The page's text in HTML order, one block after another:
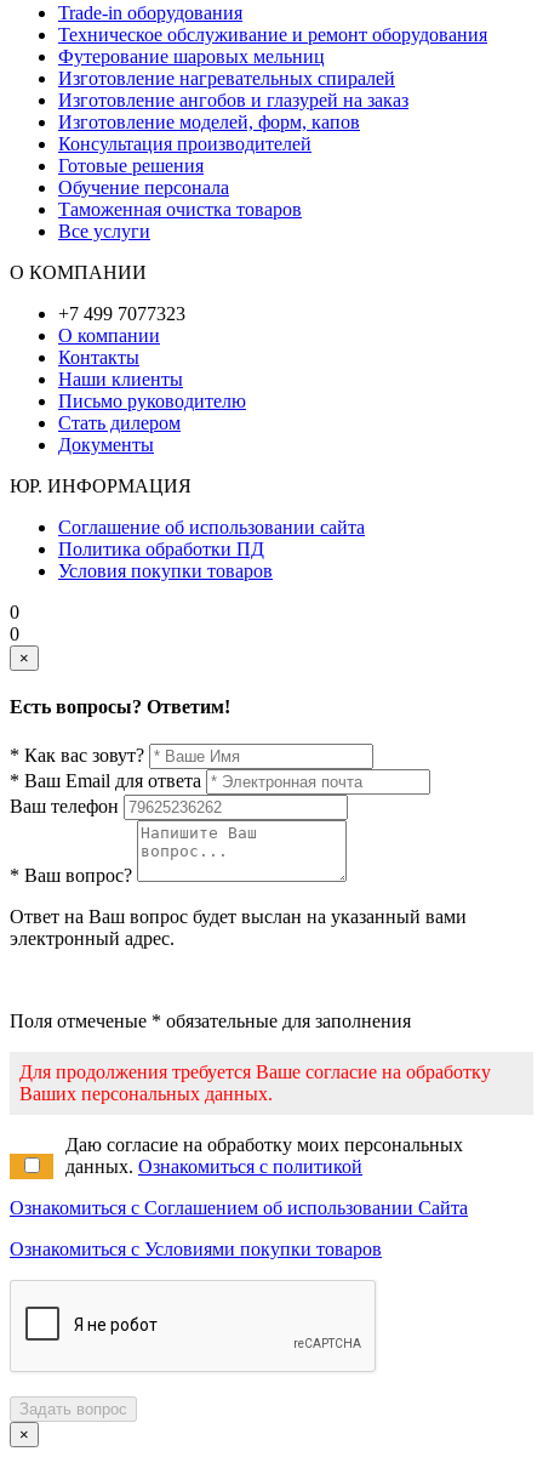
Trade-in оборудования
Техническое обслуживание и ремонт оборудования
Футерование шаровых мельниц
Изготовление нагревательных спиралей
Изготовление ангобов и глазурей на заказ
Изготовление моделей, форм, капов
Консультация производителей
Готовые решения
Обучение персонала
Таможенная очистка товаров
Все услуги
О КОМПАНИИ
+7 499 7077323
О компании
Контакты
Наши клиенты
Письмо руководителю
Стать дилером
Документы
ЮР. ИНФОРМАЦИЯ
Соглашение об использовании сайта
Политика обработки ПД
Условия покупки товаров
0
0
×
Есть вопросы? Ответим!
* Как вас зовут?
* Ваш Email для ответа
Ваш телефон
* Ваш вопрос?
Ответ на Ваш вопрос будет выслан на указанный вами
электронный адрес.
Поля отмеченые * обязательные для заполнения
Для продолжения требуется Ваше согласие на обработку
Ваших персональных данных.
Даю согласие на обработку моих персональных
данных. Ознакомиться с политикой
Ознакомиться с Соглашением об использовании Сайта
Ознакомиться с Условиями покупки товаров
Задать вопрос
×